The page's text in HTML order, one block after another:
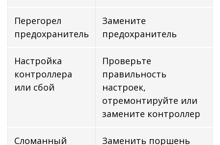
Перегорел
предохранитель
Замените
предохранитель
Настройка
контроллера
или сбой
Проверьте
правильность
настроек,
отремонтируйте или
замените контроллер
Сломанный
Заменить поршень